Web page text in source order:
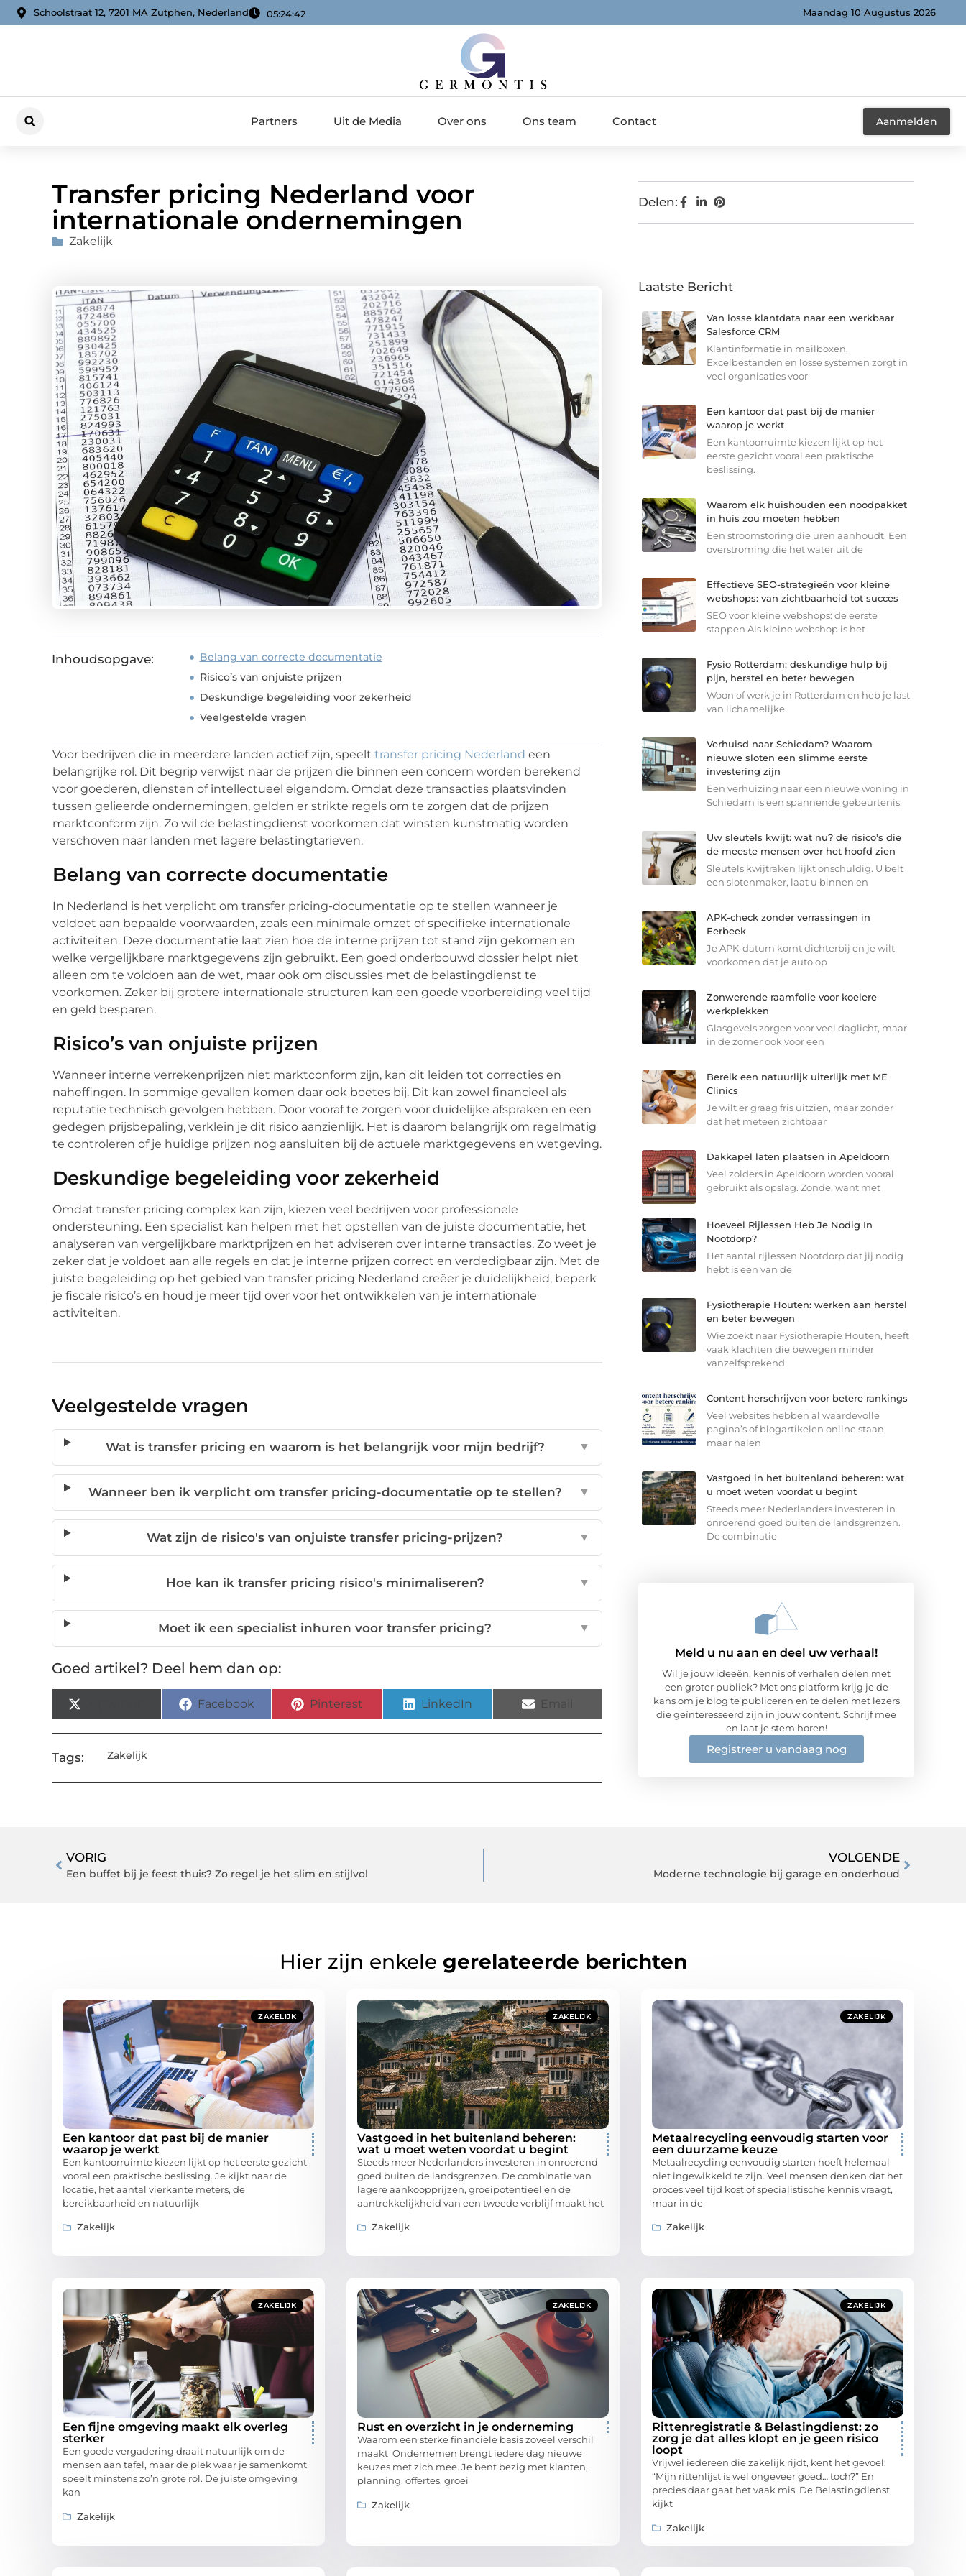
Schoolstraat 12, 7201 MA Zutphen, Nederland 05:24:43 Maandag 10 Augustus 2026
Partners Uit de Media Over ons Ons team Contact Aanmelden
Transfer pricing Nederland voor
internationale ondernemingen
Zakelijk
Inhoudsopgave:
Belang van correcte documentatie
Risico’s van onjuiste prijzen
Deskundige begeleiding voor zekerheid
Veelgestelde vragen
Voor bedrijven die in meerdere landen actief zijn, speelt transfer pricing Nederland een
belangrijke rol. Dit begrip verwijst naar de prijzen die binnen een concern worden berekend
voor goederen, diensten of intellectueel eigendom. Omdat deze transacties plaatsvinden
tussen gelieerde ondernemingen, gelden er strikte regels om te zorgen dat de prijzen
marktconform zijn. Zo wil de belastingdienst voorkomen dat winsten kunstmatig worden
verschoven naar landen met lagere belastingtarieven.
Belang van correcte documentatie
In Nederland is het verplicht om transfer pricing-documentatie op te stellen wanneer je
voldoet aan bepaalde voorwaarden, zoals een minimale omzet of specifieke internationale
activiteiten. Deze documentatie laat zien hoe de interne prijzen tot stand zijn gekomen en
welke vergelijkbare marktgegevens zijn gebruikt. Een goed onderbouwd dossier helpt niet
alleen om te voldoen aan de wet, maar ook om discussies met de belastingdienst te
voorkomen. Zeker bij grotere internationale structuren kan een goede voorbereiding veel tijd
en geld besparen.
Risico’s van onjuiste prijzen
Wanneer interne verrekenprijzen niet marktconform zijn, kan dit leiden tot correcties en
naheffingen. In sommige gevallen komen daar ook boetes bij. Dit kan zowel financieel als
reputatie technisch gevolgen hebben. Door vooraf te zorgen voor duidelijke afspraken en een
gedegen prijsbepaling, verklein je dit risico aanzienlijk. Het is daarom belangrijk om regelmatig
te controleren of je huidige prijzen nog aansluiten bij de actuele marktgegevens en wetgeving.
Deskundige begeleiding voor zekerheid
Omdat transfer pricing complex kan zijn, kiezen veel bedrijven voor professionele
ondersteuning. Een specialist kan helpen met het opstellen van de juiste documentatie, het
analyseren van vergelijkbare marktprijzen en het adviseren over interne transacties. Zo weet je
zeker dat je voldoet aan alle regels en dat je interne prijzen correct en verdedigbaar zijn. Met de
juiste begeleiding op het gebied van transfer pricing Nederland creëer je duidelijkheid, beperk
je fiscale risico’s en houd je meer tijd over voor het ontwikkelen van je internationale
activiteiten.
Veelgestelde vragen
Wat is transfer pricing en waarom is het belangrijk voor mijn bedrijf? ▼
Wanneer ben ik verplicht om transfer pricing-documentatie op te stellen? ▼
Wat zijn de risico's van onjuiste transfer pricing-prijzen? ▼
Hoe kan ik transfer pricing risico's minimaliseren? ▼
Moet ik een specialist inhuren voor transfer pricing? ▼
Goed artikel? Deel hem dan op:
Facebook Pinterest LinkedIn
Tags: Zakelijk
Delen:
Laatste Bericht
Van losse klantdata naar een werkbaar
Salesforce CRM
Klantinformatie in mailboxen,
Excelbestanden en losse systemen zorgt in
veel organisaties voor
Een kantoor dat past bij de manier
waarop je werkt
Een kantoorruimte kiezen lijkt op het
eerste gezicht vooral een praktische
beslissing.
Waarom elk huishouden een noodpakket
in huis zou moeten hebben
Een stroomstoring die uren aanhoudt. Een
overstroming die het water uit de
Effectieve SEO-strategieën voor kleine
webshops: van zichtbaarheid tot succes
SEO voor kleine webshops: de eerste
stappen Als kleine webshop is het
Fysio Rotterdam: deskundige hulp bij
pijn, herstel en beter bewegen
Woon of werk je in Rotterdam en heb je last
van lichamelijke
Verhuisd naar Schiedam? Waarom
nieuwe sloten een slimme eerste
investering zijn
Een verhuizing naar een nieuwe woning in
Schiedam is een spannende gebeurtenis.
Uw sleutels kwijt: wat nu? de risico's die
de meeste mensen over het hoofd zien
Sleutels kwijtraken lijkt onschuldig. U belt
een slotenmaker, laat u binnen en
APK-check zonder verrassingen in
Eerbeek
Je APK-datum komt dichterbij en je wilt
voorkomen dat je auto op
Zonwerende raamfolie voor koelere
werkplekken
Glasgevels zorgen voor veel daglicht, maar
in de zomer ook voor een
Bereik een natuurlijk uiterlijk met ME
Clinics
Je wilt er graag fris uitzien, maar zonder
dat het meteen zichtbaar
Dakkapel laten plaatsen in Apeldoorn
Veel zolders in Apeldoorn worden vooral
gebruikt als opslag. Zonde, want met
Hoeveel Rijlessen Heb Je Nodig In
Nootdorp?
Het aantal rijlessen Nootdorp dat jij nodig
hebt is een van de
Fysiotherapie Houten: werken aan herstel
en beter bewegen
Wie zoekt naar Fysiotherapie Houten, heeft
vaak klachten die bewegen minder
vanzelfsprekend
Content herschrijven voor betere rankings
Veel websites hebben al waardevolle
pagina’s of blogartikelen online staan,
maar halen
Vastgoed in het buitenland beheren: wat
u moet weten voordat u begint
Steeds meer Nederlanders investeren in
onroerend goed buiten de landsgrenzen.
De combinatie
Meld u nu aan en deel uw verhaal!
Wil je jouw ideeën, kennis of verhalen delen met
een groter publiek? Met ons platform krijg je de
kans om je blog te publiceren en te delen met lezers
die geïnteresseerd zijn in jouw content. Schrijf mee
en laat je stem horen!
Registreer u vandaag nog
VORIG
Een buffet bij je feest thuis? Zo regel je het slim en stijlvol
VOLGENDE
Moderne technologie bij garage en onderhoud
Hier zijn enkele gerelateerde berichten
ZAKELIJK
Een kantoor dat past bij de manier
waarop je werkt
Een kantoorruimte kiezen lijkt op het eerste gezicht
vooral een praktische beslissing. Je kijkt naar de
locatie, het aantal vierkante meters, de
bereikbaarheid en natuurlijk
Zakelijk
ZAKELIJK
Vastgoed in het buitenland beheren:
wat u moet weten voordat u begint
Steeds meer Nederlanders investeren in onroerend
goed buiten de landsgrenzen. De combinatie van
lagere aankoopprijzen, groeipotentieel en de
aantrekkelijkheid van een tweede verblijf maakt het
Zakelijk
ZAKELIJK
Metaalrecycling eenvoudig starten voor
een duurzame keuze
Metaalrecycling eenvoudig starten hoeft helemaal
niet ingewikkeld te zijn. Veel mensen denken dat het
proces veel tijd kost of specialistische kennis vraagt,
maar in de
Zakelijk
ZAKELIJK
Een fijne omgeving maakt elk overleg
sterker
Een goede vergadering draait natuurlijk om de
mensen aan tafel, maar de plek waar je samenkomt
speelt minstens zo’n grote rol. De juiste omgeving
kan
Zakelijk
ZAKELIJK
Rust en overzicht in je onderneming
Waarom een sterke financiële basis zoveel verschil
maakt Ondernemen brengt iedere dag nieuwe
keuzes met zich mee. Je bent bezig met klanten,
planning, offertes, groei
Zakelijk
ZAKELIJK
Rittenregistratie & Belastingdienst: zo
zorg je dat alles klopt en je geen risico
loopt
Vrijwel iedereen die zakelijk rijdt, kent het gevoel:
“Mijn rittenlijst is wel ongeveer goed… toch?” En
precies daar gaat het vaak mis. De Belastingdienst
kijkt
Zakelijk